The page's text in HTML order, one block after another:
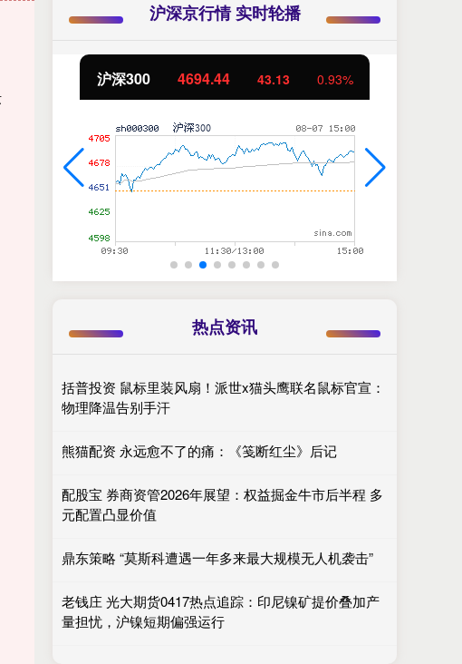
沪深京行情 实时轮播
沪深300 4694.44 43.13 0.93%
热点资讯
括普投资 鼠标里装风扇！派世x猫头鹰联名鼠标官宣：
物理降温告别手汗
熊猫配资 永远愈不了的痛：《笺断红尘》后记
配股宝 券商资管2026年展望：权益掘金牛市后半程 多
元配置凸显价值
鼎东策略 “莫斯科遭遇一年多来最大规模无人机袭击”
老钱庄 光大期货0417热点追踪：印尼镍矿提价叠加产
量担忧，沪镍短期偏强运行